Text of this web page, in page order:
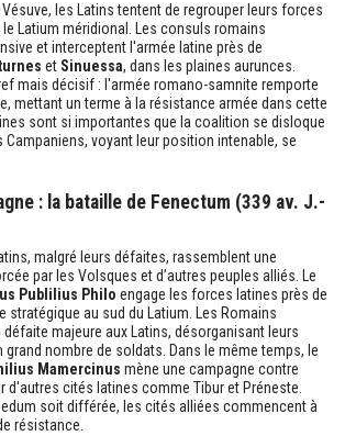
les Latins tentent de regrouper leurs forces
Latium méridional. Les consuls romains
et interceptent l'armée latine près de
et Sinuessa, dans les plaines aurunces.
mais décisif : l'armée romano-samnite remporte
mettant un terme à la résistance armée dans cette
sont si importantes que la coalition se disloque
Campaniens, voyant leur position intenable, se
: la bataille de Fenectum (339 av. J.-
malgré leurs défaites, rassemblent une
par les Volsques et d’autres peuples alliés. Le
Publilius Philo engage les forces latines près de
stratégique au sud du Latium. Les Romains
majeure aux Latins, désorganisant leurs
grand nombre de soldats. Dans le même temps, le
Mamercinus mène une campagne contre
d'autres cités latines comme Tibur et Préneste.
soit différée, les cités alliées commencent à
résistance.